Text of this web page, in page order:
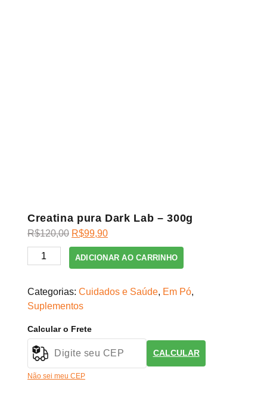
Creatina pura Dark Lab – 300g
R$120,00 O
preço
original
R$120,00.
R$99,90O
preço
atual
R$99,90.
Creatina
pura
Lab
-
300g
quantidade
ADICIONAR AO CARRINHO
Categorias: Cuidados e Saúde, Em Pó,
Suplementos
Calcular o Frete
CALCULAR
Não sei meu CEP